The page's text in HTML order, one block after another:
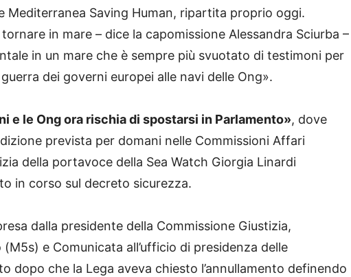
Mediterranea Saving Human, ripartita proprio oggi.
in mare – dice la capomissione Alessandra Sciurba –
in un mare che è sempre più svuotato di testimoni per
dei governi europei alle navi delle Ong».
e le Ong ora rischia di spostarsi in Parlamento», dove
prevista per domani nelle Commissioni Affari
della portavoce della Sea Watch Giorgia Linardi
in corso sul decreto sicurezza.
dalla presidente della Commissione Giustizia,
e Comunicata all’ufficio di presidenza delle
dopo che la Lega aveva chiesto l’annullamento definendo